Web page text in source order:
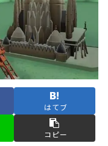
はてブ
コピー